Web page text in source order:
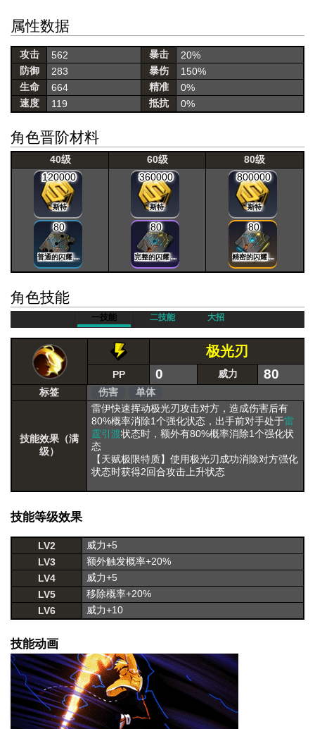
属性数据
攻击 562 暴击
20%
防御
283 暴伤
150%
生命
664 精准
0%
速度
119 抵抗 0%
角色晋阶材料
40级 60级
80级
120000
斯特
80
普通的闪耀晶片
360000
斯特
80
完整的闪耀晶片
800000
斯特
80
精密的闪耀晶片
角色技能
一技能 二技能 大招
极光刃
PP 0 威力 80
标签 伤害 单体
技能效果（满
级）
雷伊快速挥动极光刃攻击对方，造成伤害后有
80%概率消除1个强化状态，出手前对手处于雷
霆引渡状态时，额外有80%概率消除1个强化状
态
【天赋极限特质】使用极光刃成功消除对方强化
状态时获得2回合攻击上升状态
技能等级效果
LV2
威力+5
LV3
额外触发概率+20%
LV4
威力+5
LV5
移除概率+20%
LV6
威力+10
技能动画